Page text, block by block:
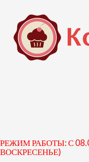
РЕЖИМ РАБОТЫ: С
ВОСКРЕСЕНЬЕ)